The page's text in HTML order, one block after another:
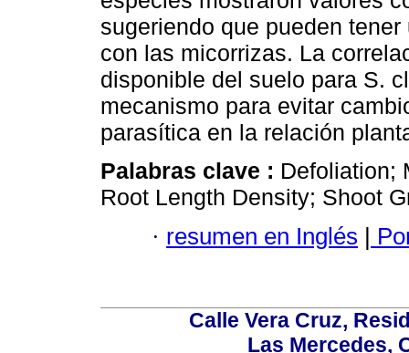
sugeriendo que pueden
con las micorrizas. La
disponible del suelo para S.
mecanismo para evitar
parasítica en la relación
Palabras clave : Defoliation;
Root Length Density; Shoot
· resumen en Inglés |
Calle Vera Cruz,
Las Mercedes,